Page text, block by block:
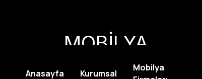
MOBİLYA
KAMPANYALARI
Anasayfa Kurumsal
Mobilya